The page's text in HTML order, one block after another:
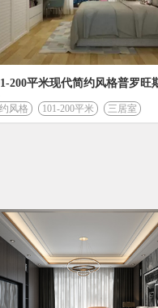
200平米现代简约风格普罗旺
风格 101-200平米 三居室
器 今日已有 7908人